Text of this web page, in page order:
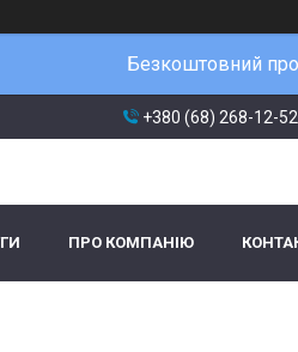
Безкоштовний
+380 (68) 268-12-52
ПРО КОМПАНІЮ